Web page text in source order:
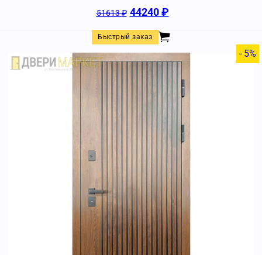
51613₽ 44240₽
Быстрый заказ
- 5%